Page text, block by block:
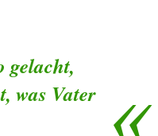
gelacht,
was Vater